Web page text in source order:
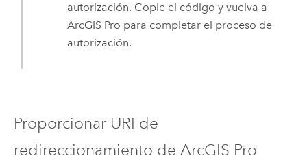
autorización. Copie el código y vuelva a
ArcGIS Pro para completar el proceso de
autorización.
Proporcionar URI de
redireccionamiento de ArcGIS Pro